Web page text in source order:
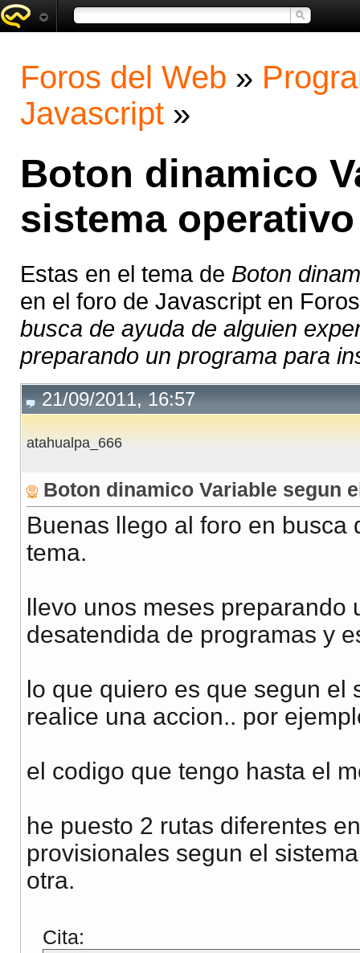
Foros del Web »
Javascript »
Boton dinamico
sistema operativo
Estas en el tema de Boton
en el foro de Javascript en
busca de ayuda de alguien
preparando un programa para
21/09/2011, 16:57
atahualpa_666
Boton dinamico Variable segun
Buenas llego al foro en
tema.
llevo unos meses
desatendida de programas y
lo que quiero es que segun
realice una accion.. por
el codigo que tengo hasta el
he puesto 2 rutas diferentes
provisionales segun el
otra.
Cita: